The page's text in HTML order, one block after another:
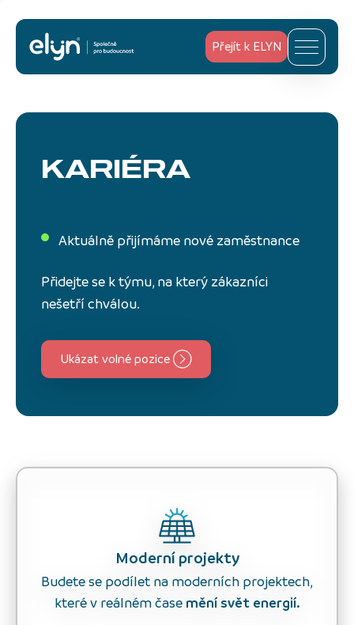
Přejít k ELYN
KARIÉRA
Aktuálně přijímáme nové zaměstnance
Přidejte se k týmu, na který zákazníci
nešetří chválou.
Ukázat volné pozice
Moderní projekty
Budete se podílet na moderních projektech,
které v reálném čase mění svět energií.